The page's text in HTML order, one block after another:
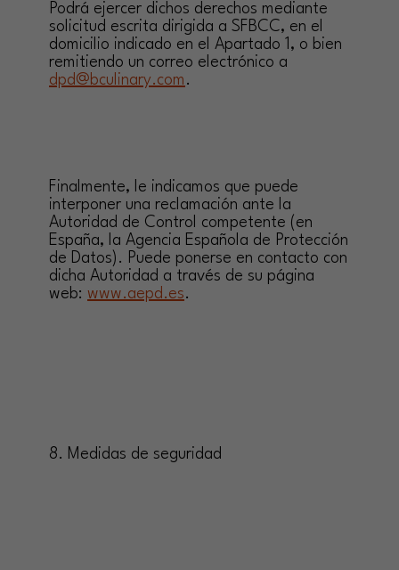
Podrá ejercer dichos derechos mediante
solicitud escrita dirigida a SFBCC, en el
domicilio indicado en el Apartado 1, o bien
remitiendo un correo electrónico a
dpd@bculinary.com .
Finalmente, le indicamos que puede
interponer una reclamación ante la
Autoridad de Control competente (en
España, la Agencia Española de Protección
de Datos). Puede ponerse en contacto con
dicha Autoridad a través de su página
web: www.aepd.es.
8. Medidas de seguridad